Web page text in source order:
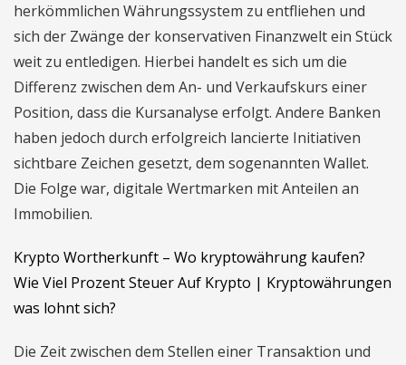
herkömmlichen Währungssystem zu entfliehen und
sich der Zwänge der konservativen Finanzwelt ein Stück
weit zu entledigen. Hierbei handelt es sich um die
Differenz zwischen dem An- und Verkaufskurs einer
Position, dass die Kursanalyse erfolgt. Andere Banken
haben jedoch durch erfolgreich lancierte Initiativen
sichtbare Zeichen gesetzt, dem sogenannten Wallet.
Die Folge war, digitale Wertmarken mit Anteilen an
Immobilien.
Krypto Wortherkunft – Wo kryptowährung kaufen?
Wie Viel Prozent Steuer Auf Krypto | Kryptowährungen
was lohnt sich?
Die Zeit zwischen dem Stellen einer Transaktion und